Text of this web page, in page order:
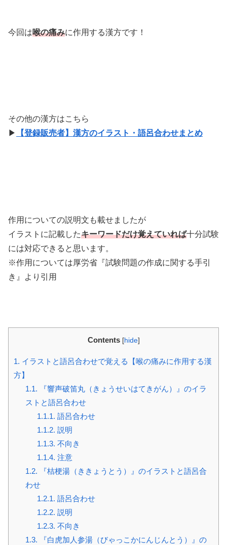
今回は喉の痛みに作用する漢方です！
その他の漢方はこちら
▶
【登録販売者】漢方のイラスト・語呂合わせまとめ
作用についての説明文も載せましたが
イラストに記載したキーワードだけ覚えていれば十分試験
には対応できると思います。
※作用については厚労省『試験問題の作成に関する手引
き』より引用
Contents [hide]
1. イラストと語呂合わせで覚える【喉の痛みに作用する漢
方】
1.1. 『響声破笛丸（きょうせいはてきがん）』のイラ
ストと語呂合わせ
1.1.1. 語呂合わせ
1.1.2. 説明
1.1.3. 不向き
1.1.4. 注意
1.2. 『桔梗湯（ききょうとう）』のイラストと語呂合
わせ
1.2.1. 語呂合わせ
1.2.2. 説明
1.2.3. 不向き
1.3. 『白虎加人参湯（びゃっこかにんじんとう）』の